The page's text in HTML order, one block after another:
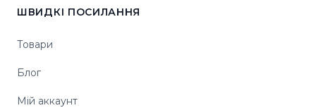
ШВИДКІ ПОСИЛАННЯ
Товари
Блог
Мій аккаунт